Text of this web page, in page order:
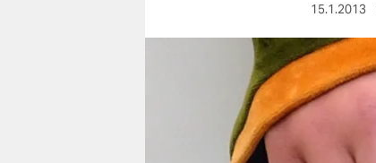
wahrheit
15.1.2013